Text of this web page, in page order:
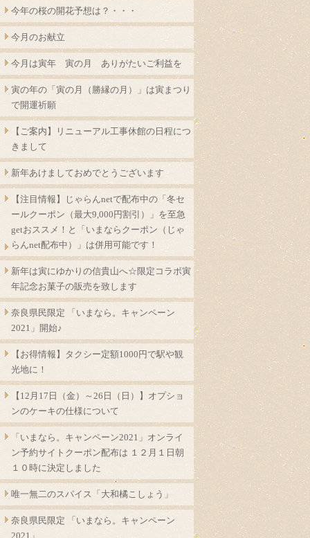
今年の桜の開花予想は？・・・
今月のお献立
今月は寅年 寅の月 ありがたいご利益を
寅の年の「寅の月（勝縁の月）」は寅まつり
で開運祈願
【ご案内】リニューアル工事休館の日程につ
きまして
新年あけましておめでとうございます
【注目情報】じゃらんnetで配布中の「冬セ
ールクーポン（最大9,000円割引）」を至急
getおススメ！と「いまならクーポン（じゃ
らんnet配布中）」は併用可能です！
新年は寅にゆかりの信貴山へ☆限定コラボ寅
年記念お菓子の販売を致します
奈良県民限定 「いまなら。キャンペーン
2021」開始♪
【お得情報】タクシー定額1000円で駅や観
光地に！
【12月17日（金）～26日（日）】オプショ
ンのケーキの仕様について
「いまなら。キャンペーン2021」オンライ
ン予約サイトクーポン配布は １２月１日朝
１０時に決定しました
唯一無二のスパイス「大和橘こしょう」
奈良県民限定 「いまなら。キャンペーン
2021」